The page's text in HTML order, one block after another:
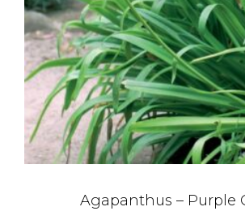
Agapanthus – Purple